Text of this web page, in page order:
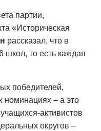
партии,
«Историческая
рассказал, что в
школ, то есть каждая
победителей,
номинациях – а это
активистов
округов –